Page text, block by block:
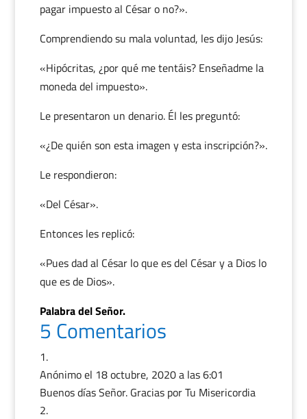
pagar impuesto al César o no?».
Comprendiendo su mala voluntad, les dijo Jesús:
«Hipócritas, ¿por qué me tentáis? Enseñadme la
moneda del impuesto».
Le presentaron un denario. Él les preguntó:
«¿De quién son esta imagen y esta inscripción?».
Le respondieron:
«Del César».
Entonces les replicó:
«Pues dad al César lo que es del César y a Dios lo
que es de Dios».
Palabra del Señor.
5 Comentarios
Anónimoel 18 octubre, 2020 a las 6:01
Buenos días Señor. Gracias por Tu Misericordia